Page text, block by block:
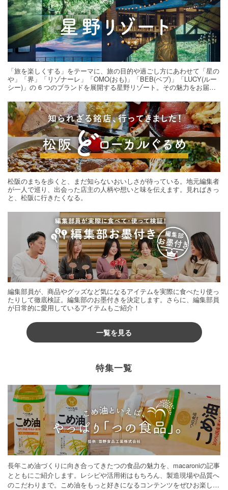
「旅を楽しくする」をテーマに、旅の目的や過ごし方にあわせて「星の
や」「界」「リゾナーレ」「OMO(おも)」「BEB(ベブ)」「LUCY(ルー
シー)」の 6 つのブランドを展開する星野リゾート。その魅力をお届け
松阪のまちを歩くと、まだ知らないおいしさが待っている。地元編集者
が一人で巡り、出会った店主の人柄や想いと味を伝えます。見ればきっ
と、松阪に行きたくなる。
編集部員が、商品やグッズなど気になるアイテムを実際に食べたり使っ
たりして徹底検証。編集部のお墨付きを決定します。さらに、編集部員
が日常的に愛用しているアイテムもご紹介！
一覧を見る
特集一覧
長年こめ油づくりに向き合ってきたつの食品の魅力を、macaroniの記事
とともにご紹介します。レシピや活用術はもちろん、製造現場や品質へ
のこだわりまで。こめ油をもっと好きになるコンテンツをぜひお楽しみ